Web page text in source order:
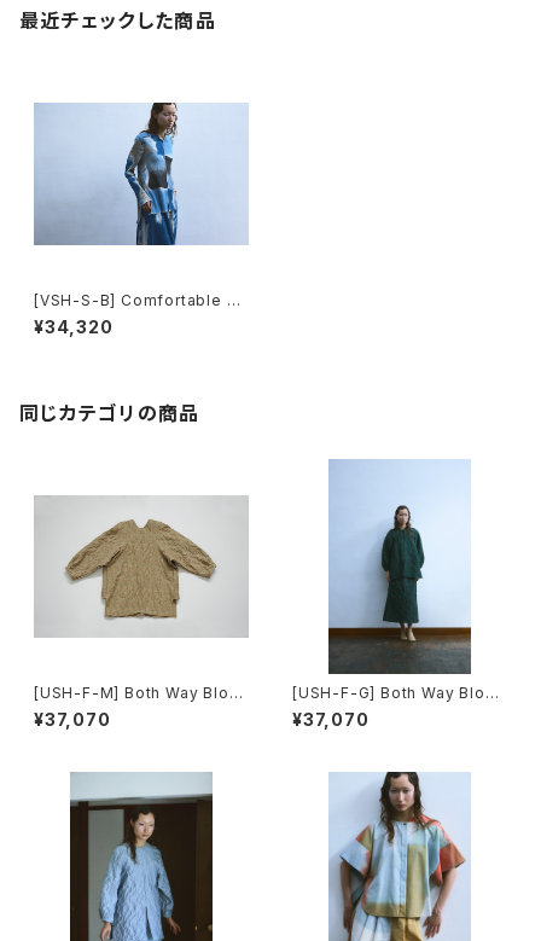
最近チェックした商品
[VSH-S-B] Comfortable To
ps(Long Sleeve)
¥34,320
同じカテゴリの商品
[USH-F-M] Both Way Blous
e
¥37,070
[USH-F-G] Both Way Blous
e
¥37,070